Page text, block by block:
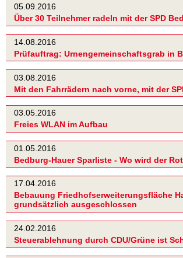
05.09.2016
Über 30 Teilnehmer radeln mit der SPD
14.08.2016
Prüfauftrag: Urnengemeinschaftsgrab in
03.08.2016
Mit den Fahrrädern nach vorne, mit der
03.05.2016
Freies WLAN im Aufbau
01.05.2016
Bedburg-Hauer Sparliste - Wo wird der
17.04.2016
Bebauung Friedhofserweiterungsfläche
grundsätzlich ausgeschlossen
24.02.2016
Steuerablehnung durch CDU/Grüne ist